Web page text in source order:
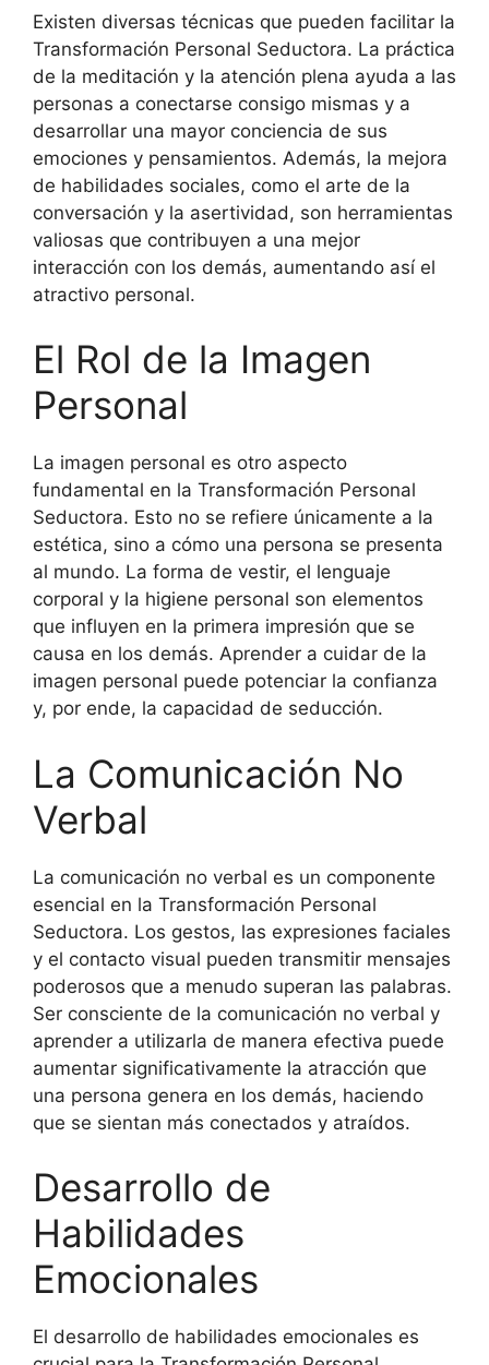
Existen diversas técnicas que pueden facilitar la
Transformación Personal Seductora. La práctica
de la meditación y la atención plena ayuda a las
personas a conectarse consigo mismas y a
desarrollar una mayor conciencia de sus
emociones y pensamientos. Además, la mejora
de habilidades sociales, como el arte de la
conversación y la asertividad, son herramientas
valiosas que contribuyen a una mejor
interacción con los demás, aumentando así el
atractivo personal.
El Rol de la Imagen
Personal
La imagen personal es otro aspecto
fundamental en la Transformación Personal
Seductora. Esto no se refiere únicamente a la
estética, sino a cómo una persona se presenta
al mundo. La forma de vestir, el lenguaje
corporal y la higiene personal son elementos
que influyen en la primera impresión que se
causa en los demás. Aprender a cuidar de la
imagen personal puede potenciar la confianza
y, por ende, la capacidad de seducción.
La Comunicación No
Verbal
La comunicación no verbal es un componente
esencial en la Transformación Personal
Seductora. Los gestos, las expresiones faciales
y el contacto visual pueden transmitir mensajes
poderosos que a menudo superan las palabras.
Ser consciente de la comunicación no verbal y
aprender a utilizarla de manera efectiva puede
aumentar significativamente la atracción que
una persona genera en los demás, haciendo
que se sientan más conectados y atraídos.
Desarrollo de
Habilidades
Emocionales
El desarrollo de habilidades emocionales es